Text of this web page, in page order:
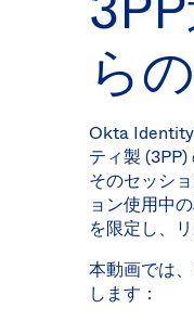
ら
Okta
ティ製
そのセッシ
ョン使用中
を限定し、
本動画では
します：